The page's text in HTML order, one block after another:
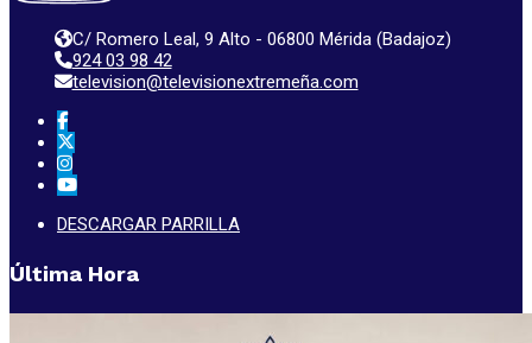
C/ Romero Leal, 9 Alto - 06800 Mérida (Badajoz)
924 03 98 42
television@televisionextremeña.com
DESCARGAR PARRILLA
Última Hora